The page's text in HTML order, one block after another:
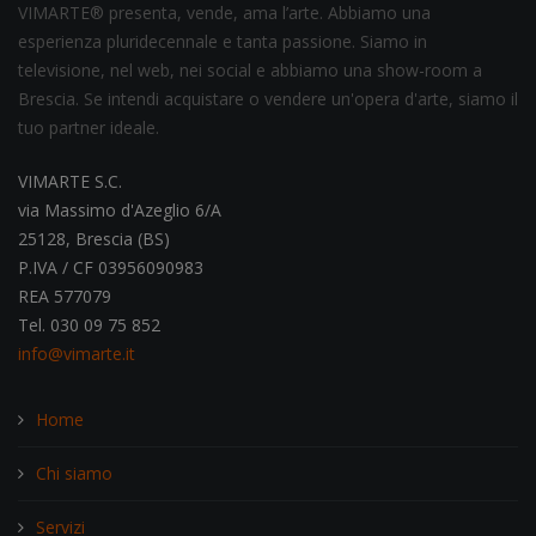
VIMARTE® presenta, vende, ama l’arte. Abbiamo una
esperienza pluridecennale e tanta passione. Siamo in
televisione, nel web, nei social e abbiamo una show-room a
Brescia. Se intendi acquistare o vendere un'opera d'arte, siamo il
tuo partner ideale.
VIMARTE S.C.
via Massimo d'Azeglio 6/A
25128, Brescia (BS)
P.IVA / CF 03956090983
REA 577079
Tel. 030 09 75 852
info@vimarte.it
Home
Chi siamo
Servizi